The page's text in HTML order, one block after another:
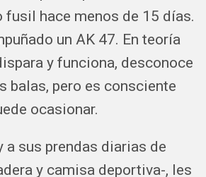
fusil hace menos de 15 días.
un AK 47. En teoría
y funciona, desconoce
balas, pero es consciente
ocasionar.
a sus prendas diarias de
y camisa deportiva-, les